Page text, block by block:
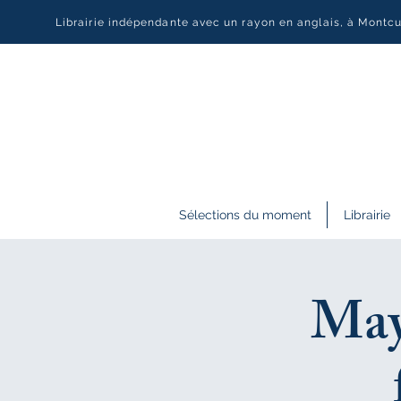
Librairie indépendante avec un rayon en anglais, à
Sélections du moment Librairie